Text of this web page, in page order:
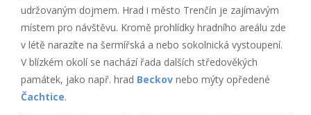
udržovaným dojmem. Hrad i město Trenčín je zajímavým
místem pro návštěvu. Kromě prohlídky hradního areálu zde
v létě narazíte na šermířská a nebo sokolnická vystoupení.
V blízkém okolí se nachází řada dalších středověkých
památek, jako např. hrad Beckov nebo mýty opředené
Čachtice.